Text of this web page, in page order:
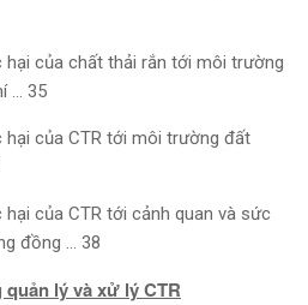
hại của chất thải rắn tới môi trường
… 35
hại của CTR tới môi trường đất
hại của CTR tới cảnh quan và sức
đồng … 38
quản lý và xử lý CTR